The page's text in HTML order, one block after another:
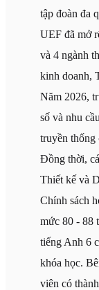
tập đoàn đa
UEF đã mở
và 4 ngành
kinh doanh,
Năm 2026,
số và nhu
truyền
Đồng thời,
Thiết kế và
Chính sách
mức 80 - 88
tiếng Anh 6
khóa học.
viên có